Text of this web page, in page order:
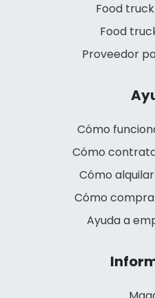
Food
Food
Proveedor
Cómo
Cómo
Cómo
Cómo
Ayuda a